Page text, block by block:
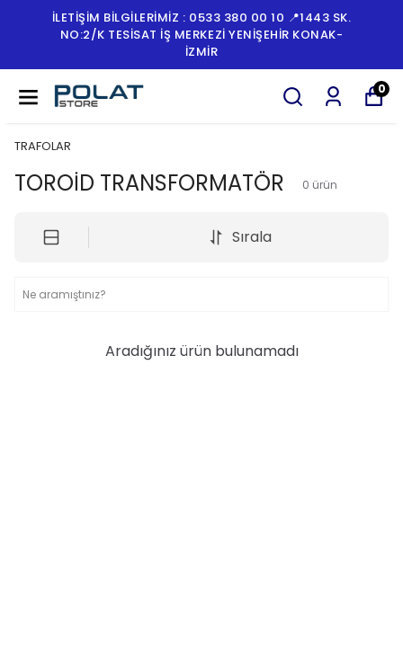
İLETİŞİM BİLGİLERİMİZ : 0533 380 00 10 📍1443 SK.
NO:2/K TESISAT İŞ MERKEZI YENIŞEHIR KONAK-
İZMİR
0
TRAFOLAR
TOROİD TRANSFORMATÖR 0 ürün
Sırala
Aradığınız ürün bulunamadı